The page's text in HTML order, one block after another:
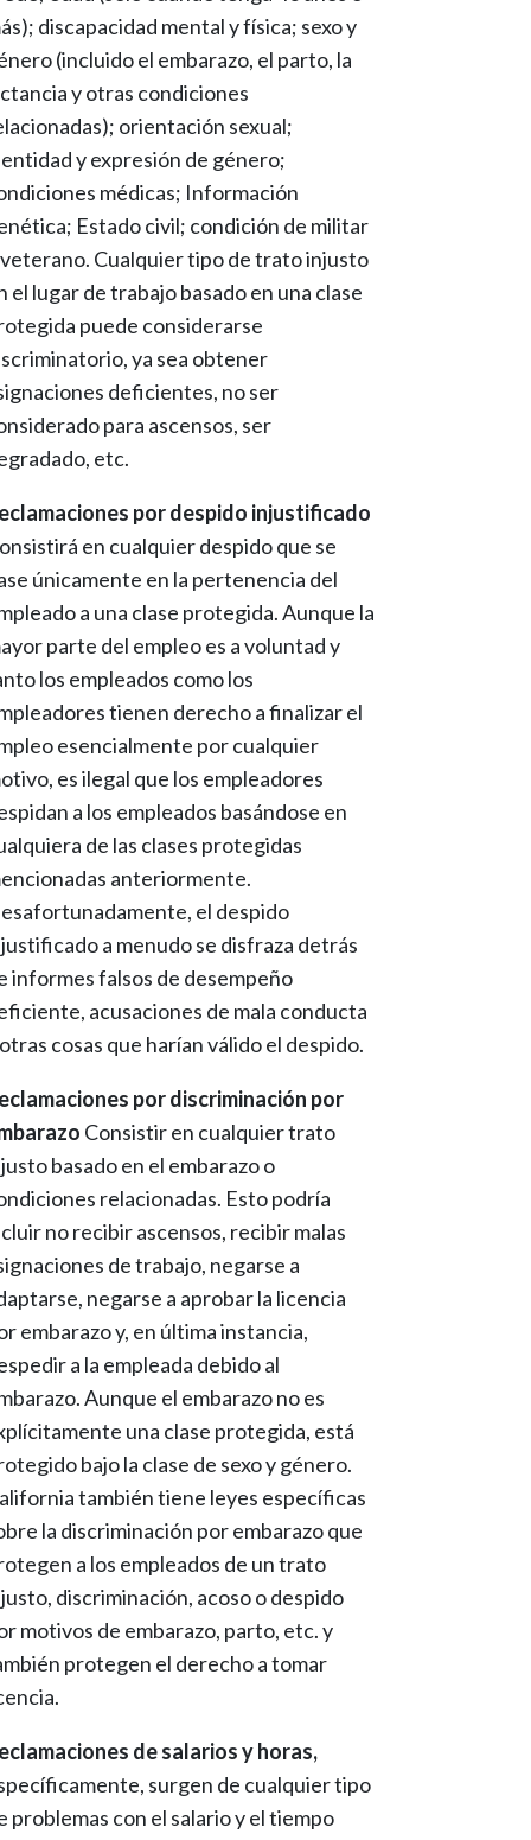
discapacidad mental y física; sexo y
(incluido el embarazo, el parto, la
y otras condiciones
orientación sexual;
y expresión de género;
médicas; Información
Estado civil; condición de militar
Cualquier tipo de trato injusto
el lugar de trabajo basado en una clase
puede considerarse
ya sea obtener
deficientes, no ser
para ascensos, ser
etc.
por despido injustificado
en cualquier despido que se
únicamente en la pertenencia del
a una clase protegida. Aunque la
parte del empleo es a voluntad y
los empleados como los
tienen derecho a finalizar el
esencialmente por cualquier
es ilegal que los empleadores
a los empleados basándose en
de las clases protegidas
anteriormente.
el despido
a menudo se disfraza detrás
informes falsos de desempeño
acusaciones de mala conducta
cosas que harían válido el despido.
por discriminación por
Consistir en cualquier trato
basado en el embarazo o
relacionadas. Esto podría
no recibir ascensos, recibir malas
de trabajo, negarse a
negarse a aprobar la licencia
embarazo y, en última instancia,
a la empleada debido al
Aunque el embarazo no es
una clase protegida, está
bajo la clase de sexo y género.
también tiene leyes específicas
la discriminación por embarazo que
a los empleados de un trato
discriminación, acoso o despido
motivos de embarazo, parto, etc. y
protegen el derecho a tomar
de salarios y horas,
surgen de cualquier tipo
problemas con el salario y el tiempo